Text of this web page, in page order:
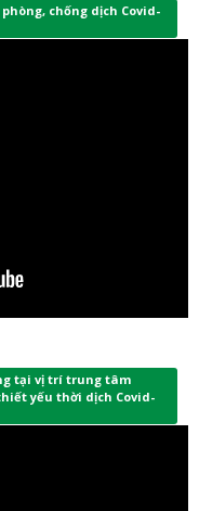
chống dịch Covid-
tại vị trí trung tâm
yếu thời dịch Covid-